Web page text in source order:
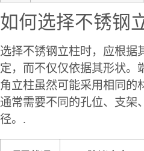
如何选择不锈钢
选择不锈钢立柱时，应根据
定，而不仅仅依据其形状。
角立柱虽然可能采用相同的
通常需要不同的孔位、支架
径。.